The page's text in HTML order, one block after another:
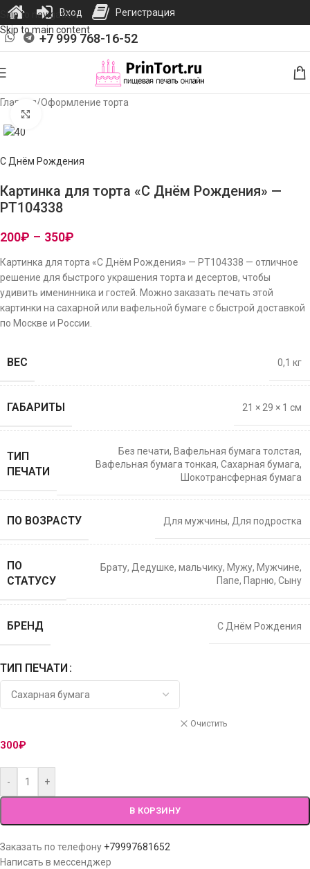
Skip to navigation
Skip to main content
+7 999 768-16-52
Главная/Оформление торта
С Днём Рождения
Картинка для торта «С Днём Рождения» —
PT104338
200₽ – 350₽
Картинка для торта «С Днём Рождения» — PT104338 — отличное
решение для быстрого украшения торта и десертов, чтобы
удивить именинника и гостей. Можно заказать печать этой
картинки на сахарной или вафельной бумаге с быстрой доставкой
по Москве и России.
ВЕС 0,1 кг
ГАБАРИТЫ 21 × 29 × 1 см
ТИП
ПЕЧАТИ
Без печати, Вафельная бумага толстая,
Вафельная бумага тонкая, Сахарная бумага,
Шокотрансферная бумага
ПО ВОЗРАСТУ Для мужчины, Для подростка
ПО
СТАТУСУ
Брату, Дедушке, мальчику, Мужу, Мужчине,
Папе, Парню, Сыну
БРЕНД С Днём Рождения
ТИП ПЕЧАТИ
Очистить
300₽
- +
В КОРЗИНУ
Заказать по телефону +79997681652
Написать в мессенджер
Вход Регистрация